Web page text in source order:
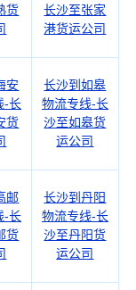
货
长沙至张家
港货运公司
安
-长
货
长沙到如皋
物流专线-长
沙至如皋货
运公司
邮
-长
货
长沙到丹阳
物流专线-长
沙至丹阳货
运公司